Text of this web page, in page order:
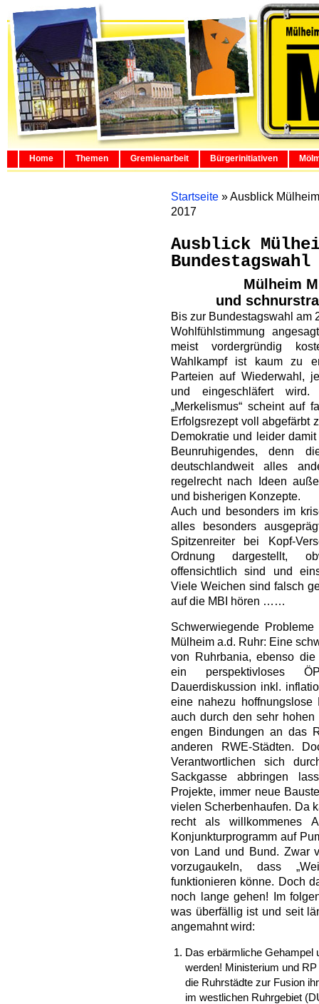
Home Themen Gremienarbeit Bürgerinitiativen
Startseite »Ausblick
2017
Ausblick
Bundestagswahl
Mülheim
und
Bis zur Bundestagswahl am
Wohlfühlstimmung
meist vordergründig
Wahlkampf ist kaum zu
Parteien auf Wiederwahl,
und eingeschläfert
„Merkelismus“ scheint auf
Erfolgsrezept voll abgefärbt
Demokratie und leider
Beunruhigendes, denn
deutschlandweit alles
regelrecht nach Ideen
und bisherigen Konzepte.
Auch und besonders im
alles besonders
Spitzenreiter bei Kopf-
Ordnung dargestellt,
offensichtlich sind und
Viele Weichen sind falsch
auf die MBI hören ……
Schwerwiegende
Mülheim a.d. Ruhr: Eine
von Ruhrbania, ebenso die
ein perspektivloses
Dauerdiskussion inkl.
eine nahezu hoffnungslose
auch durch den sehr
engen Bindungen an das
anderen RWE-Städten.
Verantwortlichen sich
Sackgasse abbringen
Projekte, immer neue
vielen Scherbenhaufen. Da
recht als willkommenes
Konjunkturprogramm auf
von Land und Bund. Zwar
vorzugaukeln, dass
funktionieren könne. Doch
noch lange gehen! Im
was überfällig ist und seit
angemahnt wird:
Das erbärmliche Gehampel
werden! Ministerium und
die Ruhrstädte zur Fusion
im westlichen Ruhrgebiet